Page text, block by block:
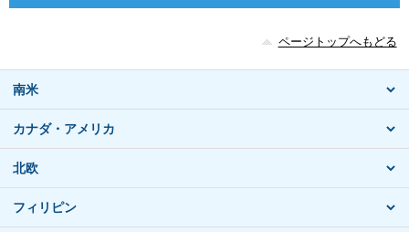
ページトップへもどる
南米
カナダ・アメリカ
北欧
フィリピン